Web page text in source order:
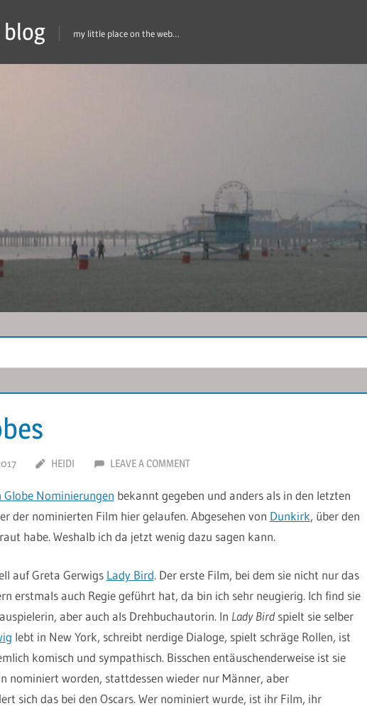
my little place on the web…
HEIDI LEAVE A COMMENT
Globe Nominierungen bekannt gegeben und anders als in den letzten
der nominierten Film hier gelaufen. Abgesehen von Dunkirk, über den
habe. Weshalb ich da jetzt wenig dazu sagen kann.
auf Greta Gerwigs Lady Bird. Der erste Film, bei dem sie nicht nur das
erstmals auch Regie geführt hat, da bin ich sehr neugierig. Ich find sie
aber auch als Drehbuchautorin. In Lady Birdspielt sie selber
lebt in New York, schreibt nerdige Dialoge, spielt schräge Rollen, ist
komisch und sympathisch. Bisschen entäuschenderweise ist sie
nominiert worden, stattdessen wieder nur Männer, aber
sich das bei den Oscars. Wer nominiert wurde, ist ihr Film, ihr